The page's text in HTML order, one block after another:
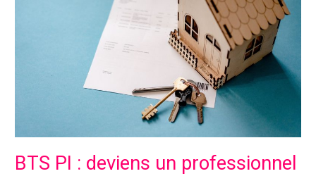
BTS PI : deviens un professionnel